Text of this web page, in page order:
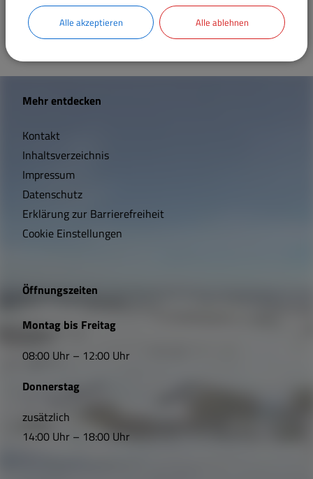
Donnerstag von 17.00 Uhr bis 18.00 Uhr
W
c
h
t
i
e
L
n
k
s
Mehr entdecken
Kontakt
Inhaltsverzeichnis
Impressum
Datenschutz
Erklärung zur Barrierefreiheit
Cookie Einstellungen
Öffnungszeiten
Montag bis Freitag
08:00 Uhr – 12:00 Uhr
Donnerstag
zusätzlich
14:00 Uhr – 18:00 Uhr
Alle akzeptieren Alle ablehnen